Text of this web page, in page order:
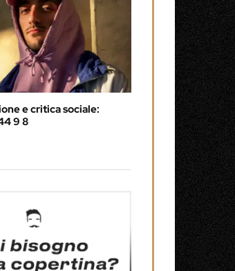
e critica sociale:
9 8